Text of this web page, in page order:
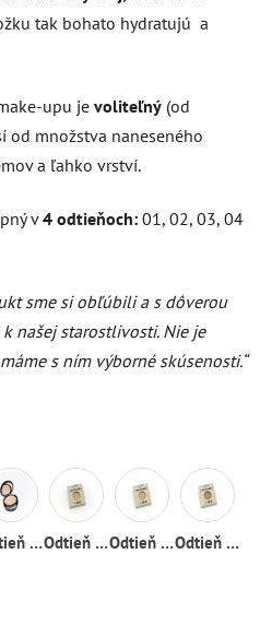
tak bohato hydratujú a
upu je voliteľný (od
od množstva naneseného
a ľahko vrství.
v4 odtieňoch: 01, 02, 03, 04
sme si obľúbili a s dôverou
našej starostlivosti. Nie je
s ním výborné skúsenosti.“
Odtieň 04 Odtieň 01 Odtieň 02 Odtieň 03